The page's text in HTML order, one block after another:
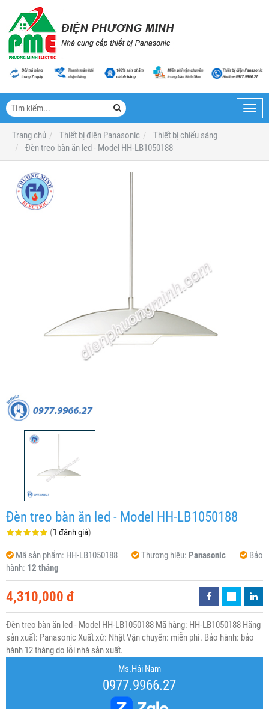
Trang chủ
Thiết bị điện Panasonic
Thiết bị chiếu sáng
Đèn treo bàn ăn led - Model HH-LB1050188
Đèn treo bàn ăn led - Model HH-LB1050188
(1 đánh giá)
Mã sản phẩm: HH-LB1050188 Thương hiệu: Panasonic
Bảo
hành: 12 tháng
4,310,000 đ
Đèn treo bàn ăn led - Model HH-LB1050188 Mã hàng: HH-LB1050188 Hãng
sản xuất: Panasonic Xuất xứ: Nhật Vận chuyển: miễn phí. Bảo hành: bảo
hành 12 tháng do lỗi nhà sản xuất.
Ms.Hải Nam
0977.9966.27